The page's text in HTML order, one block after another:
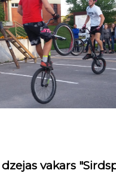
vakars